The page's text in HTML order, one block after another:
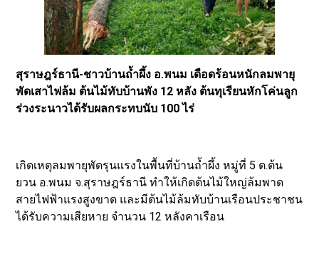
สุราษฎร์ธานี-ชาวบ้านถ้ำผึ้ง อ.พนม เดือดร้อนหนักลมพายุ
พัดเสาไฟล้ม ต้นไม้ทับบ้านพัง 12 หลัง ต้นทุเรียนหักโค่นลูก
ร่วงระนาวได้รับผลกระทบนับ 100 ไร่
เกิดเหตุลมพายุพัดรุนแรงในพื้นที่บ้านถ้ำผึ้ง หมู่ที่ 5 ต.ต้น
ยวน อ.พนม จ.สุราษฎร์ธานี ทำให้เกิดต้นไม้ใหญ่ล้มพาด
สายไฟฟ้าแรงสูงขาด และมีต้นไม้ล้มทับบ้านเรือนประชาชน
ได้รับความเสียหาย จำนวน 12 หลังคาเรือน